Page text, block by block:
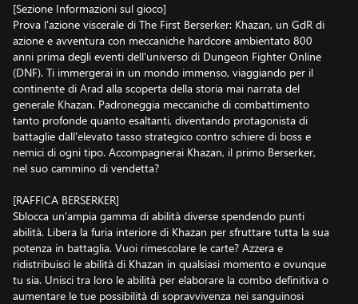
[Sezione Informazioni sul gioco]
Prova l'azione viscerale di The First Berserker: Khazan, un GdR di
azione e avventura con meccaniche hardcore ambientato 800
anni prima degli eventi dell'universo di Dungeon Fighter Online
(DNF). Ti immergerai in un mondo immenso, viaggiando per il
continente di Arad alla scoperta della storia mai narrata del
generale Khazan. Padroneggia meccaniche di combattimento
tanto profonde quanto esaltanti, diventando protagonista di
battaglie dall'elevato tasso strategico contro schiere di boss e
nemici di ogni tipo. Accompagnerai Khazan, il primo Berserker,
nel suo cammino di vendetta?
[RAFFICA BERSERKER]
Sblocca un'ampia gamma di abilità diverse spendendo punti
abilità. Libera la furia interiore di Khazan per sfruttare tutta la sua
potenza in battaglia. Vuoi rimescolare le carte? Azzera e
ridistribuisci le abilità di Khazan in qualsiasi momento e ovunque
tu sia. Unisci tra loro le abilità per elaborare la combo definitiva o
aumentare le tue possibilità di sopravvivenza nei sanguinosi